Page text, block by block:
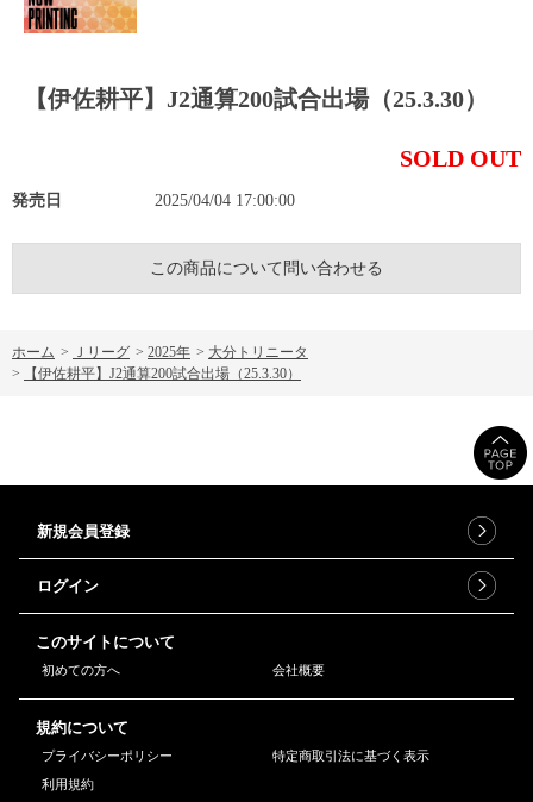
【伊佐耕平】J2通算200試合出場（25.3.30）
SOLD OUT
発売日 2025/04/04 17:00:00
この商品について問い合わせる
ホーム > Ｊリーグ > 2025年 > 大分トリニータ
>
【伊佐耕平】J2通算200試合出場（25.3.30）
新規会員登録
ログイン
このサイトについて
初めての方へ 会社概要
規約について
プライバシーポリシー
特定商取引法に基づく表示
利用規約